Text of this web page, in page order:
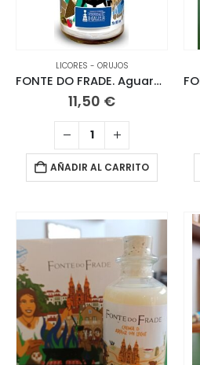
LICORES - ORUJOS
FONTE DO FRADE. Aguardiente de Orujo 70 CL
11,50 €
AÑADIR AL CARRITO